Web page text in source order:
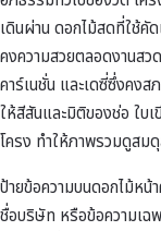
เดินผ่าน ดอกไม้สดที่ใช้คั
คงความสวยตลอดงานส
คาร์เนชั่น และเดซี่ซึ่งคง
ให้สีสันและมิติของช่อ ใบ
โครง ทำให้ภาพรวมดูสม
ป้ายข้อความบนดอกไม้ห
ชื่อบริษัท หรือข้อความเฉ